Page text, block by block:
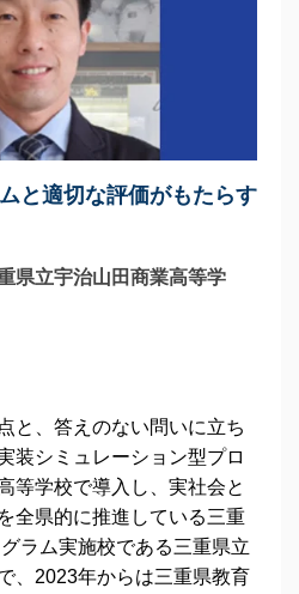
と適切な評価がもたらす
県立宇治山田商業高等学
と、答えのない問いに立ち
装シミュレーション型プロ
等学校で導入し、実社会と
全県的に推進している三重
ラム実施校である三重県立
、2023年からは三重県教育